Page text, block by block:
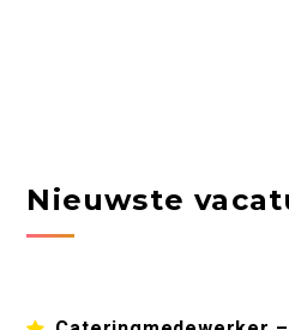
Nieuwste